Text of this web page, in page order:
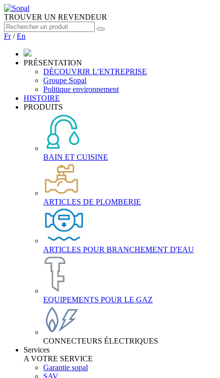
TROUVER UN REVENDEUR
Fr/En
PRÉSENTATION
DÉCOUVRIR L’ENTREPRISE
Groupe Sopal
Politique environnement
HISTOIRE
PRODUITS
BAIN ET CUISINE
ARTICLES DE PLOMBERIE
ARTICLES POUR BRANCHEMENT D'EAU
EQUIPEMENTS POUR LE GAZ
CONNECTEURS ÉLECTRIQUES
Services
A VOTRE SERVICE
Garantie sopal
SAV